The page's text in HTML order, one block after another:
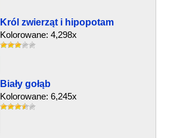
Król zwierząt i hipopotam
Kolorowane: 4,298x
Biały gołąb
Kolorowane: 6,245x